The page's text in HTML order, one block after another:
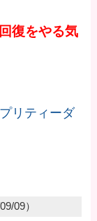
復をやる気
リティーダ
09）